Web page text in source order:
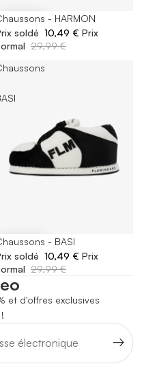
- HARMON
soldé 10,49 € Prix
29,99 €
- BASI
soldé 10,49 € Prix
29,99 €
et d'offres exclusives